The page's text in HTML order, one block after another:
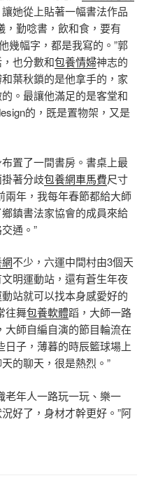
她從上貼著一幅書法作品
勤唸書，飲和食，要有
幾幅字，都是我寫的。”郭
也分數和包養情婦神志的
葉秋鎖的是他拿手的，家
。最讓他滿足的是客堂和
的，既是置物架，又是
置了一間書房。書桌上最
著分歧包養網車馬費尺寸
兩年，我每年春節都給大師
鎮書法家協會的成員來給
通。”
不少，六運中間村由3個天
明運動站，還有蒼生年夜
站就可以找本身感愛好的
往舞包養軟體蹈，大師一路
大師自編自演的節目輪流在
日子，薄暮的時辰籃球場上
的聊天，很是熱烈。”
老年人一路玩一玩、樂一
好了，身材才幹更好。”阿